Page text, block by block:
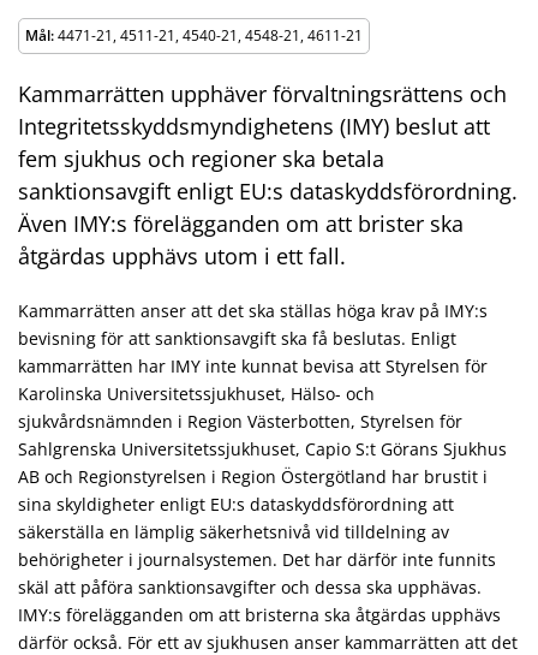
Mål:4471-21, 4511-21, 4540-21, 4548-21, 4611-21
Kammarrätten upphäver förvaltningsrättens och
Integritetsskyddsmyndighetens (IMY) beslut att
fem sjukhus och regioner ska betala
sanktionsavgift enligt EU:s dataskyddsförordning.
Även IMY:s förelägganden om att brister ska
åtgärdas upphävs utom i ett fall.
Kammarrätten anser att det ska ställas höga krav på IMY:s
bevisning för att sanktionsavgift ska få beslutas. Enligt
kammarrätten har IMY inte kunnat bevisa att Styrelsen för
Karolinska Universitetssjukhuset, Hälso- och
sjukvårdsnämnden i Region Västerbotten, Styrelsen för
Sahlgrenska Universitetssjukhuset, Capio S:t Görans Sjukhus
AB och Regionstyrelsen i Region Östergötland har brustit i
sina skyldigheter enligt EU:s dataskyddsförordning att
säkerställa en lämplig säkerhetsnivå vid tilldelning av
behörigheter i journalsystemen. Det har därför inte funnits
skäl att påföra sanktionsavgifter och dessa ska upphävas.
IMY:s förelägganden om att bristerna ska åtgärdas upphävs
därför också. För ett av sjukhusen anser kammarrätten att det